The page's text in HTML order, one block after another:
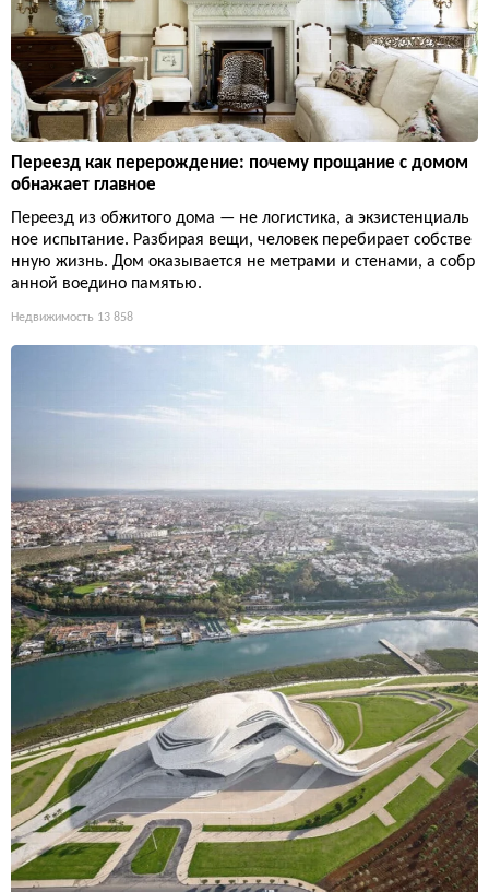
Переезд как перерождение: почему прощание с домом
обнажает главное
Переезд из обжитого дома — не логистика, а экзистенциаль
ное испытание. Разбирая вещи, человек перебирает собстве
нную жизнь. Дом оказывается не метрами и стенами, а собр
анной воедино памятью.
Недвижимость 13 858